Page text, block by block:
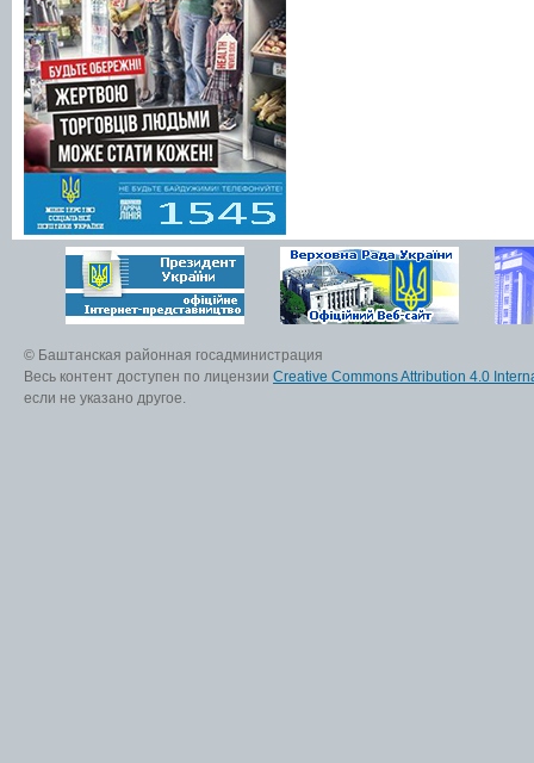
© Баштанская районная госадминистрация
Весь контент доступен по лицензии Creative Commons Attribution 4.0
если не указано другое.